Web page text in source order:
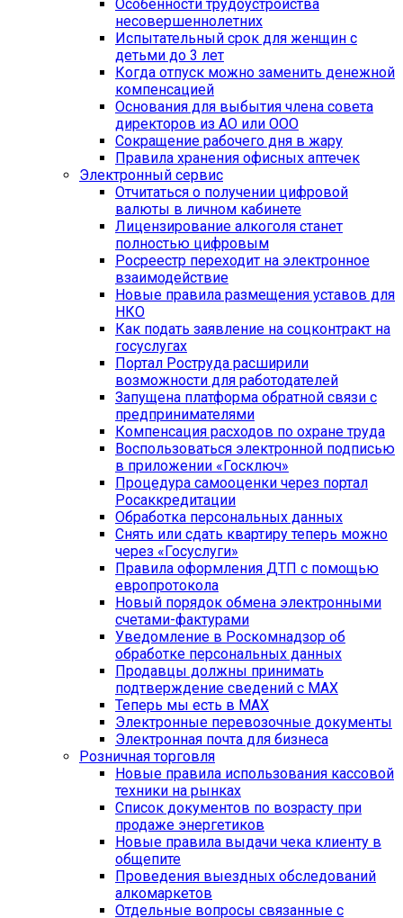
Особенности трудоустройства
несовершеннолетних
Испытательный срок для женщин с
детьми до 3 лет
Когда отпуск можно заменить денежной
компенсацией
Основания для выбытия члена совета
директоров из АО или ООО
Сокращение рабочего дня в жару
Правила хранения офисных аптечек
Электронный сервис
Отчитаться о получении цифровой
валюты в личном кабинете
Лицензирование алкоголя станет
полностью цифровым
Росреестр переходит на электронное
взаимодействие
Новые правила размещения уставов для
НКО
Как подать заявление на соцконтракт на
госуслугах
Портал Роструда расширили
возможности для работодателей
Запущена платформа обратной связи с
предпринимателями
Компенсация расходов по охране труда
Воспользоваться электронной подписью
в приложении «Госключ»
Процедура самооценки через портал
Росаккредитации
Обработка персональных данных
Снять или сдать квартиру теперь можно
через «Госуслуги»
Правила оформления ДТП с помощью
европротокола
Новый порядок обмена электронными
счетами-фактурами
Уведомление в Роскомнадзор об
обработке персональных данных
Продавцы должны принимать
подтверждение сведений с MAX
Теперь мы есть в МАХ
Электронные перевозочные документы
Электронная почта для бизнеса
Розничная торговля
Новые правила использования кассовой
техники на рынках
Список документов по возрасту при
продаже энергетиков
Новые правила выдачи чека клиенту в
общепите
Проведения выездных обследований
алкомаркетов
Отдельные вопросы связанные с